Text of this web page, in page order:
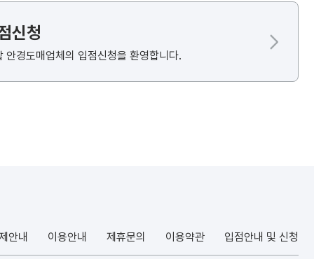
신청
안경도매업체의 입점신청을 환영합니다.
안내 이용안내 제휴문의 이용약관 입점안내 및 신청